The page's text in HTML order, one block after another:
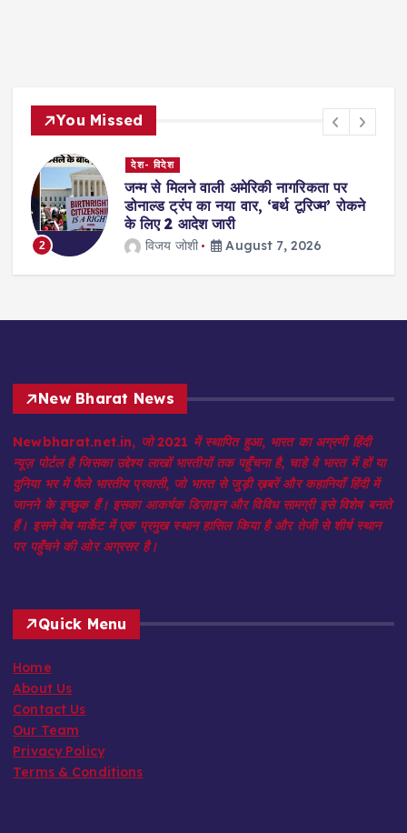
You Missed
दिल्ली
NDA से पहली बार चुने गए सांसदों के साथ
आज नाश्ते की मेज पर मुलाकात करेंगे PM मोदी
Garima Mishra Joshi
August 7, 2026
New Bharat News
Newbharat.net.in, जो 2021 में स्थापित हुआ, भारत का अग्रणी हिंदी
न्यूज़ पोर्टल है जिसका उद्देश्य लाखों भारतीयों तक पहुँचना है, चाहे वे भारत में हों या
दुनिया भर में फैले भारतीय प्रवासी, जो भारत से जुड़ी ख़बरें और कहानियाँ हिंदी में
जानने के इच्छुक हैं। इसका आकर्षक डिज़ाइन और विविध सामग्री इसे विशेष बनाते
हैं। इसने वेब मार्केट में एक प्रमुख स्थान हासिल किया है और तेजी से शीर्ष स्थान
पर पहुँचने की ओर अग्रसर है।
Quick Menu
Home
About Us
Contact Us
Our Team
Privacy Policy
Terms & Conditions